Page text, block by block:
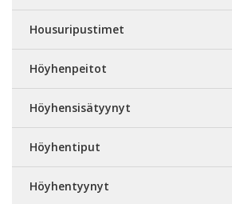
Housuripustimet
Höyhenpeitot
Höyhensisätyynyt
Höyhentiput
Höyhentyynyt